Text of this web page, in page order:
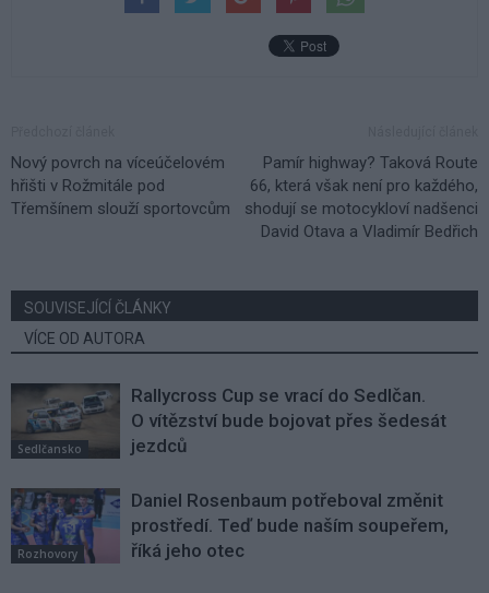
Nový povrch na víceúčelovém
hřišti v Rožmitále pod
Třemšínem slouží sportovcům
Pamír highway? Taková Route
66, která však není pro každého,
shodují se motocykloví nadšenci
David Otava a Vladimír Bedřich
SOUVISEJÍCÍ ČLÁNKY
VÍCE OD AUTORA
Sedlčansko
Rallycross Cup se vrací do Sedlčan.
O vítězství bude bojovat přes šedesát
jezdců
Rozhovory
Daniel Rosenbaum potřeboval změnit
prostředí. Teď bude naším soupeřem,
říká jeho otec